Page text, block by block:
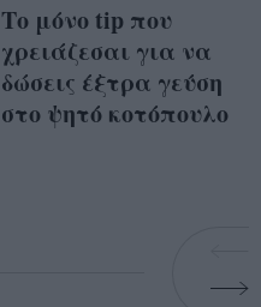
Το μόνο tip που
χρειάζεσαι για να
δώσεις έξτρα γεύση
στο ψητό κοτόπουλο